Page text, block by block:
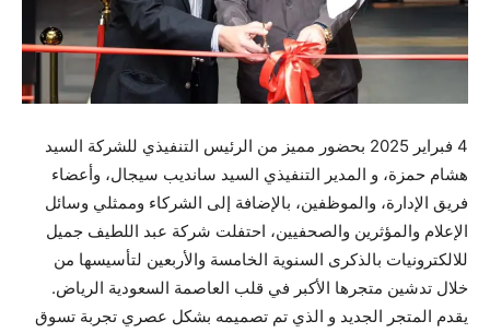
4 فبراير 2025 بحضور مميز من الرئيس التنفيذي للشركة السيد
هشام حمزة، و المدير التنفيذي السيد سانديب سيجال، وأعضاء
فريق الإدارة، والموظفين، بالإضافة إلى الشركاء وممثلي وسائل
الإعلام والمؤثرين والصحفيين، احتفلت شركة عبد اللطيف جميل
للالكترونيات بالذكرى السنوية الخامسة والأربعين لتأسيسها من
خلال تدشين متجرها الأكبر في قلب العاصمة السعودية الرياض.
يقدم المتجر الجديد و الذي تم تصميمه بشكل عصري تجربة تسوق